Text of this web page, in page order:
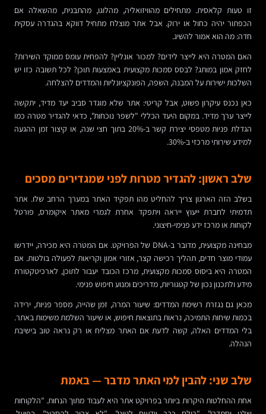
זו טעות קלאסית. מתחילים מהוויזואליה, מהלוגו, מהתבנית, מהשאלה אם
הכפתור יהיה כחול או ירוק. אבל אתר מוצלח מתחיל דווקא בהגדרה עסקית
חדה: מה הוא אמור להשיג.
האם המטרה היא לייצר לידים? למכור אונליין? להפחית עומס ממוקד השירות?
לחזק אמון במותג? לבסס סמכות מקצועית באמצעות תוכן? לכל תשובה כזו יש
השלכות ישירות על המבנה, השפה, הפונקציונליות והמדדים להצלחה.
כאן נכנס עיקרון פשוט, אבל קריטי: אתר שלא מוגדר סביב יעד מדיד, יתקשה
לייצר ערך מדיד. במקום היעד הכללי "לשפר נוכחות", כדאי להגדיר מטרה כמו
הגדלת פניות מטפסי יצירת קשר ב-20% בתוך חצי שנה, או קיצור זמן ההגעה
למידע שירותי מרכזי ב-30%.
שלב ראשון: להגדיר מטרות לפני שמגדירים מסכים
בשלב הזה הארגון צריך להחליט מהו תפקיד האתר במערך הרחב שלו. אתר
תדמיתי לחברת ייעוץ ייראה ויתפקד אחרת לגמרי מאתר איקומרס, פורטל
לקוחות או מרכז ידע פנימי-חיצוני.
מבחינה מקצועית, מדובר ב-DNA של הפרויקט. אם המטרה היא מכירה, יידרשו
עמודי מוצר חדים, תהליך רכישה קצר, אזורי אמון וקריאות לפעולה בולטות. אם
המטרה היא ביסוס סמכות מקצועית, מרכז הכובד יעבור לתוכן, לארכיטקטורת
מידע ולתכנון נכון של קטגוריות, מדריכים ומנוע חיפוש פנימי.
מכאן גם נגזרת רשימת המדדים: שיעור המרה, זמן שהייה, מספר פניות, ירידה
בכמות שיחות התמיכה, נראות בתוצאות חיפוש, או שיעור השלמת משימות באתר.
בלי המדדים האלה, קשה לדעת אם האתר מצליח או רק נראה טוב בישיבת
הנהלה.
שלב שני: להבין למי האתר מדבר — באמת
אחת ההחלטות היקרות ביותר בפרויקט אתר היא לעבוד מתוך הנחות. "הלקוחות